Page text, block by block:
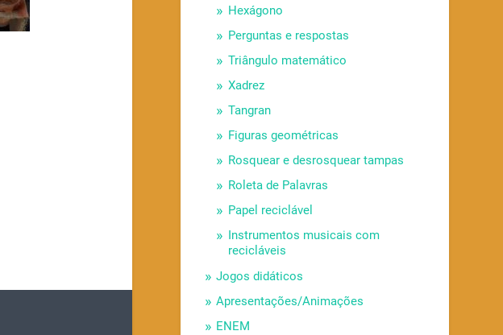
Hexágono
Perguntas e respostas
Triângulo matemático
Xadrez
Tangran
Figuras geométricas
Rosquear e desrosquear tampas
Roleta de Palavras
Papel reciclável
Instrumentos musicais com
recicláveis
Jogos didáticos
Apresentações/Animações
ENEM